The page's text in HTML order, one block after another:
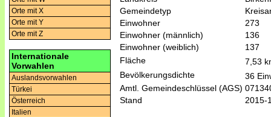
Orte mit X
Orte mit Y
Orte mit Z
Internationale
Vorwahlen
Auslandsvorwahlen
Türkei
Österreich
Italien
Gemeindetyp
Einwohner
273
Einwohner (männlich)
136
Einwohner (weiblich)
137
Fläche
7,53
Bevölkerungsdichte
36
Amtl. Gemeindeschlüssel (AGS)
Stand
2015-